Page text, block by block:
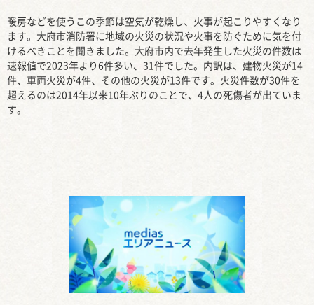
暖房などを使うこの季節は空気が乾燥し、火事が起こりやすくなり
ます。大府市消防署に地域の火災の状況や火事を防ぐために気を付
けるべきことを聞きました。大府市内で去年発生した火災の件数は
速報値で2023年より6件多い、31件でした。内訳は、建物火災が14
件、車両火災が4件、その他の火災が13件です。火災件数が30件を
超えるのは2014年以来10年ぶりのことで、4人の死傷者が出ていま
す。